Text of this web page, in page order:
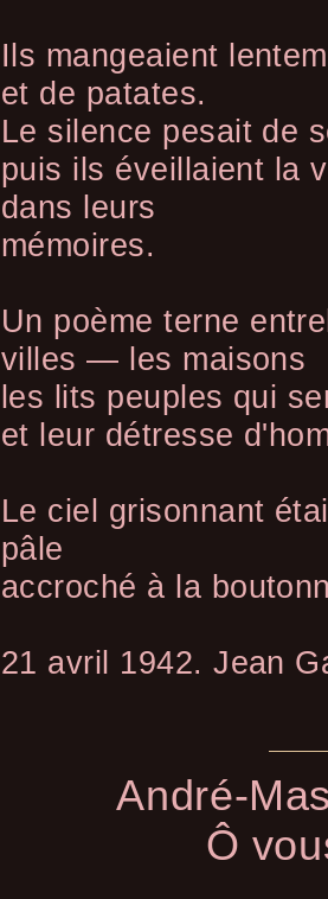
Ils mangeaient
et de patates.
Le silence pesait de
puis ils éveillaient la
dans leurs
mémoires.
Un poème terne
villes — les maisons
les lits peuples qui
et leur détresse
Le ciel grisonnant
pâle
accroché à la
21 avril 1942. Jean
André-
Ô